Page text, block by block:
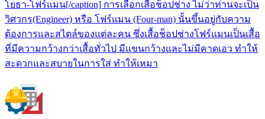
โยธา-โฟร์แมน[/caption] การเลือกเสื้อช็อปช่าง ไม่ว่าท่านจะเป็น
วิศวกร(Engineer) หรือ โฟร์แมน (Four-man) นั้นขึ้นอยู่กับความ
ต้องการและสไตล์ของแต่ละคน ซึ่งเสื้อช็อปช่างโฟร์แมนเป็นเสื้อ
ที่มีความกว้างกว่าเสื้อทั่วไป มีแขนกว้างและไม่มีคาดเอว ทำให้
สะดวกและสบายในการใส่ ทำให้เหมา